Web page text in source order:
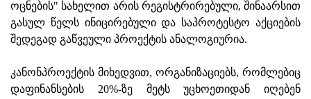
ოცნების" სახელით არის რეგისტრირებული, შინაარსით
გასულ წელს ინიცირებული და საპროტესტო აქციების
შედეგად გაწვეული პროექტის ანალოგიურია.
კანონპროექტის მიხედვით, ორგანიზაციებს, რომლებიც
დაფინანსების 20%-ზე მეტს უცხოეთიდან იღებენ